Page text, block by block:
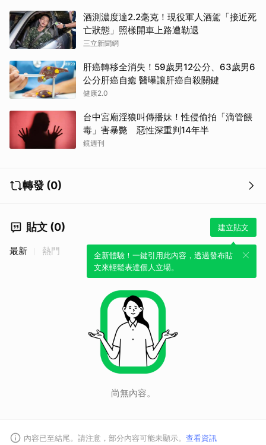
酒測濃度達2.2毫克！現役軍人酒駕「接近死
亡狀態」照樣開車上路遭勒退
三立新聞網
肝癌轉移全消失！59歲男12公分、63歲男6
公分肝癌自癒 醫曝讓肝癌自殺關鍵
健康2.0
台中宮廟淫狼叫傳播妹！性侵偷拍「滴管餵
毒」害暴斃 惡性深重判14年半
鏡週刊
轉發 (0)
貼文 (0) 建立貼文
全新體驗！一鍵引用此內容，透過發布貼
文來輕鬆表達個人立場。
最新 熱門
尚無內容。
內容已至結尾。請注意，部分內容可能未顯示。 查看資訊